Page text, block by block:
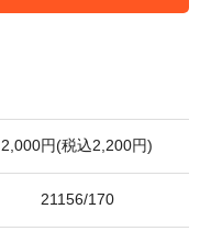
2,000円(税込2,200円)
21156/170